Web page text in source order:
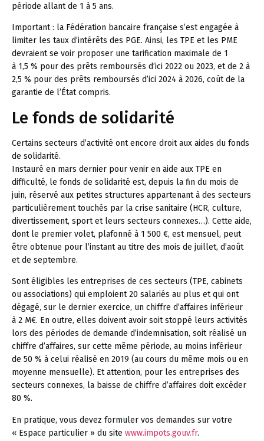
période allant de 1 à 5 ans.
Important : la Fédération bancaire française s’est engagée à
limiter les taux d’intérêts des PGE. Ainsi, les TPE et les PME
devraient se voir proposer une tarification maximale de 1
à 1,5 % pour des prêts remboursés d’ici 2022 ou 2023, et de 2 à
2,5 % pour des prêts remboursés d’ici 2024 à 2026, coût de la
garantie de l’État compris.
Le fonds de solidarité
Certains secteurs d’activité ont encore droit aux aides du fonds
de solidarité.
Instauré en mars dernier pour venir en aide aux TPE en
difficulté, le fonds de solidarité est, depuis la fin du mois de
juin, réservé aux petites structures appartenant à des secteurs
particulièrement touchés par la crise sanitaire (HCR, culture,
divertissement, sport et leurs secteurs connexes…). Cette aide,
dont le premier volet, plafonné à 1 500 €, est mensuel, peut
être obtenue pour l’instant au titre des mois de juillet, d’août
et de septembre.
Sont éligibles les entreprises de ces secteurs (TPE, cabinets
ou associations) qui emploient 20 salariés au plus et qui ont
dégagé, sur le dernier exercice, un chiffre d’affaires inférieur
à 2 M€. En outre, elles doivent avoir soit stoppé leurs activités
lors des périodes de demande d’indemnisation, soit réalisé un
chiffre d’affaires, sur cette même période, au moins inférieur
de 50 % à celui réalisé en 2019 (au cours du même mois ou en
moyenne mensuelle). Et attention, pour les entreprises des
secteurs connexes, la baisse de chiffre d’affaires doit excéder
80 %.
En pratique, vous devez formuler vos demandes sur votre
« Espace particulier » du site www.impots.gouv.fr.